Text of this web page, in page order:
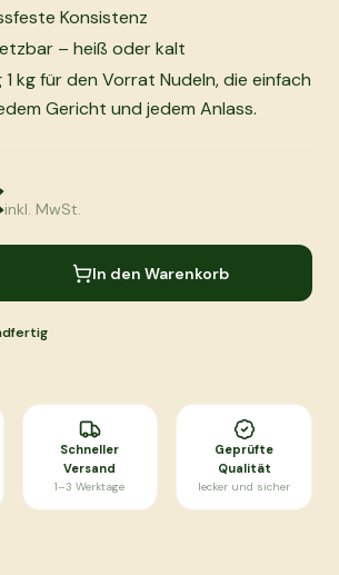
Konsistenz
– heiß oder kalt
kg für den Vorrat Nudeln, die einfach
Gericht und jedem Anlass.
inkl. MwSt.
In den Warenkorb
Schneller
Versand
1–3 Werktage
Geprüfte
Qualität
lecker und sicher